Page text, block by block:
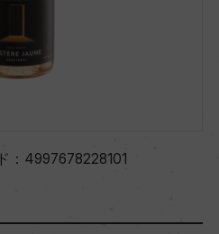
： 4997678228101